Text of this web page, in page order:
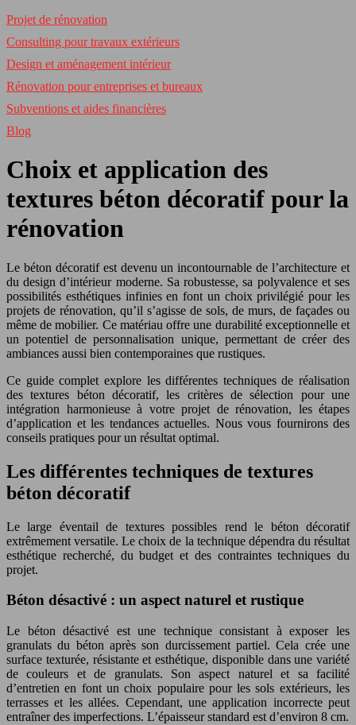
Projet de rénovation
Consulting pour travaux extérieurs
Design et aménagement intérieur
Rénovation pour entreprises et bureaux
Subventions et aides financières
Blog
Choix et application des
textures béton décoratif pour la
rénovation
Le béton décoratif est devenu un incontournable de l’architecture et
du design d’intérieur moderne. Sa robustesse, sa polyvalence et ses
possibilités esthétiques infinies en font un choix privilégié pour les
projets de rénovation, qu’il s’agisse de sols, de murs, de façades ou
même de mobilier. Ce matériau offre une durabilité exceptionnelle et
un potentiel de personnalisation unique, permettant de créer des
ambiances aussi bien contemporaines que rustiques.
Ce guide complet explore les différentes techniques de réalisation
des textures béton décoratif, les critères de sélection pour une
intégration harmonieuse à votre projet de rénovation, les étapes
d’application et les tendances actuelles. Nous vous fournirons des
conseils pratiques pour un résultat optimal.
Les différentes techniques de textures
béton décoratif
Le large éventail de textures possibles rend le béton décoratif
extrêmement versatile. Le choix de la technique dépendra du résultat
esthétique recherché, du budget et des contraintes techniques du
projet.
Béton désactivé : un aspect naturel et rustique
Le béton désactivé est une technique consistant à exposer les
granulats du béton après son durcissement partiel. Cela crée une
surface texturée, résistante et esthétique, disponible dans une variété
de couleurs et de granulats. Son aspect naturel et sa facilité
d’entretien en font un choix populaire pour les sols extérieurs, les
terrasses et les allées. Cependant, une application incorrecte peut
entraîner des imperfections. L’épaisseur standard est d’environ 8 cm.